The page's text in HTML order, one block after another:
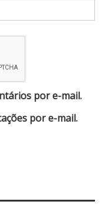
por e-mail.
por e-mail.